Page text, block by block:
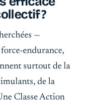
?
—
endurance,
surtout de la
de la
Classe Action